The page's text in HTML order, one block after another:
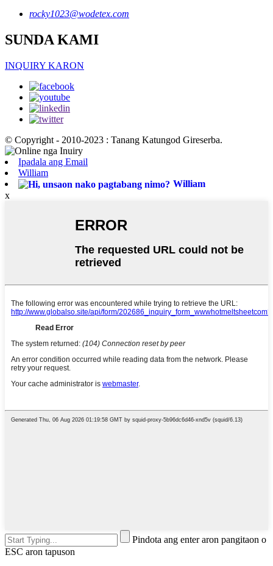
rocky1023@wodetex.com
SUNDA KAMI
INQUIRY KARON
© Copyright - 2010-2023 : Tanang Katungod Gireserba.
Ipadala ang Email
William
William
x
Pindota ang enter aron pangitaon o
ESC aron tapuson